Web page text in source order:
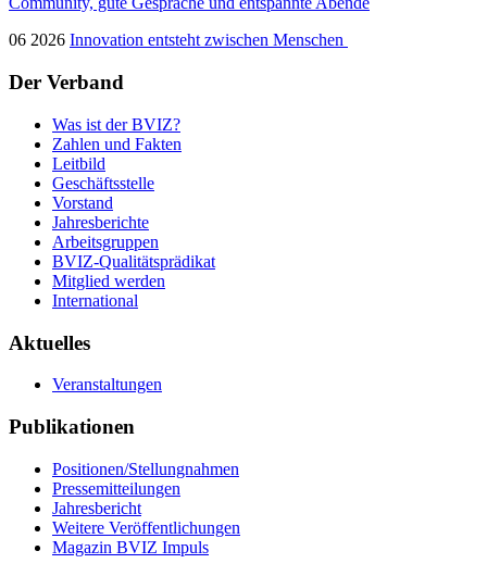
06 2026 Innovation entsteht zwischen Menschen
Der Verband
Was ist der BVIZ?
Zahlen und Fakten
Leitbild
Geschäftsstelle
Vorstand
Jahresberichte
Arbeitsgruppen
BVIZ-Qualitätsprädikat
Mitglied werden
International
Aktuelles
Veranstaltungen
Publikationen
Positionen/Stellungnahmen
Pressemitteilungen
Jahresbericht
Weitere Veröffentlichungen
Magazin BVIZ Impuls